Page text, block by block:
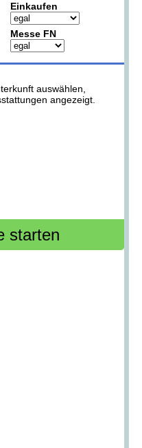
Einkaufen
Messe FN
auswählen,
angezeigt.